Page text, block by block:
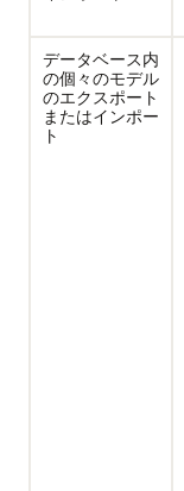
データベース内
の個々のモデル
のエクスポート
またはインポー
ト